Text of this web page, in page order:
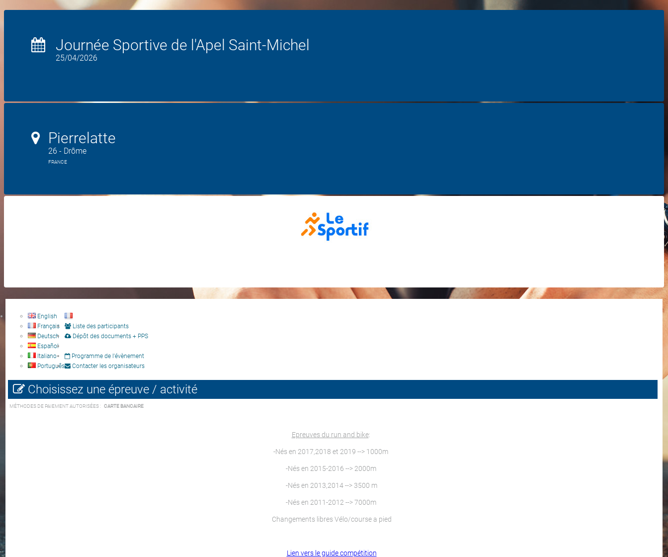
Journée Sportive de l'Apel Saint-Michel
25/04/2026
Pierrelatte
26 - Drôme
FRANCE
English
Français
Deutsch
Español
Italiano
Português
Liste des participants
Dépôt des documents + PPS
Programme de l'évènement
Contacter les organisateurs
Choisissez une épreuve / activité
MÉTHODES DE PAIEMENT AUTORISÉES : CARTE BANCAIRE
Epreuves du run and bike:
-Nés en 2017,2018 et 2019 --> 1000m
-Nés en 2015-2016 --> 2000m
-Nés en 2013,2014 --> 3500 m
-Nés en 2011-2012 --> 7000m
Changements libres Vélo/course a pied
Lien vers le guide compétition